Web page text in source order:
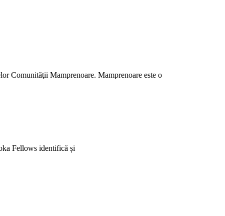
Comunităţii Mamprenoare. Mamprenoare este o
Fellows identifică și